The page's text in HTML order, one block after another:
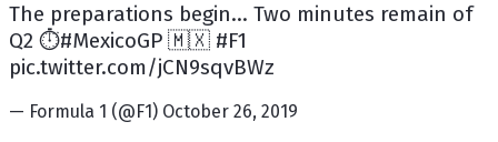
The preparations begin... Two minutes remain of
Q2 ⏱️#MexicoGP 🇲🇽 #F1
pic.twitter.com/jCN9sqvBWz
— Formula 1 (@F1) October 26, 2019